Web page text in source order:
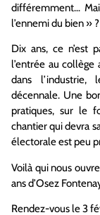
différemment…
l’ennemi du bien » ?
Dix ans, ce n’est
l’entrée au collège
dans
décennale. Une
pratiques, sur le
chantier qui devra
électorale est peu
Voilà qui nous
ans d’Osez
Rendez-vous le 3